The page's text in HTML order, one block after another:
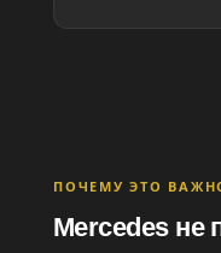
ПОЧЕМУ ЭТО
Mercedes не